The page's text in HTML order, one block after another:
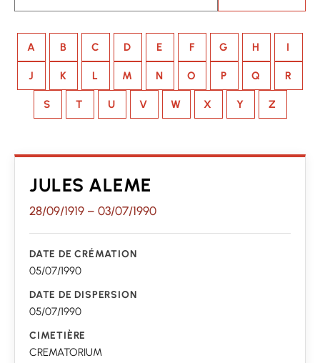
A B C D E F G H I
J K L M N O P Q R
S T U V W X Y Z
JULES ALEME
28/09/1919 – 03/07/1990
DATE DE CRÉMATION
05/07/1990
DATE DE DISPERSION
05/07/1990
CIMETIÈRE
CREMATORIUM